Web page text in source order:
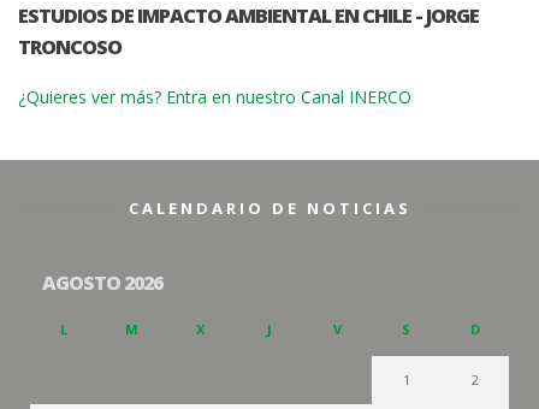
ESTUDIOS DE IMPACTO AMBIENTAL EN CHILE - JORGE
TRONCOSO
¿Quieres ver más? Entra en nuestro Canal INERCO
CALENDARIO DE NOTICIAS
AGOSTO 2026
L M X J V S D
1 2